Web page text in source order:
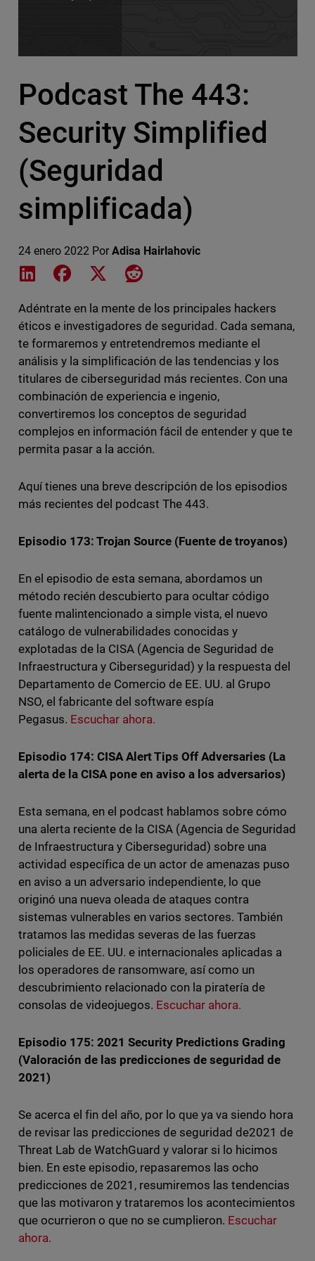
Podcast The 443:
Security Simplified
(Seguridad
simplificada)
24 enero 2022 Por Adisa Hairlahovic
Share on LinkedIn
Share on Facebook
Share on XShare on Reddit
Adéntrate en la mente de los principales hackers
éticos e investigadores de seguridad. Cada semana,
te formaremos y entretendremos mediante el
análisis y la simplificación de las tendencias y los
titulares de ciberseguridad más recientes. Con una
combinación de experiencia e ingenio,
convertiremos los conceptos de seguridad
complejos en información fácil de entender y que te
permita pasar a la acción.
Aquí tienes una breve descripción de los episodios
más recientes del podcast The 443.
Episodio 173: Trojan Source (Fuente de troyanos)
En el episodio de esta semana, abordamos un
método recién descubierto para ocultar código
fuente malintencionado a simple vista, el nuevo
catálogo de vulnerabilidades conocidas y
explotadas de la CISA (Agencia de Seguridad de
Infraestructura y Ciberseguridad) y la respuesta del
Departamento de Comercio de EE. UU. al Grupo
NSO, el fabricante del software espía
Pegasus. Escuchar ahora.
Episodio 174: CISA Alert Tips Off Adversaries (La
alerta de la CISA pone en aviso a los adversarios)
Esta semana, en el podcast hablamos sobre cómo
una alerta reciente de la CISA (Agencia de Seguridad
de Infraestructura y Ciberseguridad) sobre una
actividad específica de un actor de amenazas puso
en aviso a un adversario independiente, lo que
originó una nueva oleada de ataques contra
sistemas vulnerables en varios sectores. También
tratamos las medidas severas de las fuerzas
policiales de EE. UU. e internacionales aplicadas a
los operadores de ransomware, así como un
descubrimiento relacionado con la piratería de
consolas de videojuegos. Escuchar ahora.
Episodio 175: 2021 Security Predictions Grading
(Valoración de las predicciones de seguridad de
2021)
Se acerca el fin del año, por lo que ya va siendo hora
de revisar las predicciones de seguridad de2021 de
Threat Lab de WatchGuard y valorar si lo hicimos
bien. En este episodio, repasaremos las ocho
predicciones de 2021, resumiremos las tendencias
que las motivaron y trataremos los acontecimientos
que ocurrieron o que no se cumplieron. Escuchar
ahora.